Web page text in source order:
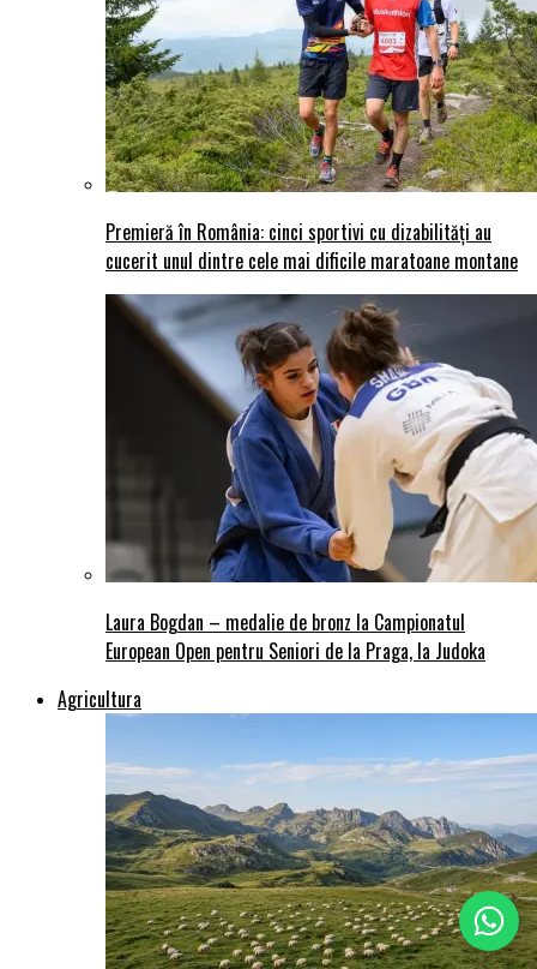
Premieră în România: cinci sportivi cu dizabilități au
cucerit unul dintre cele mai dificile maratoane montane
Laura Bogdan – medalie de bronz la Campionatul
European Open pentru Seniori de la Praga, la Judoka
Agricultura